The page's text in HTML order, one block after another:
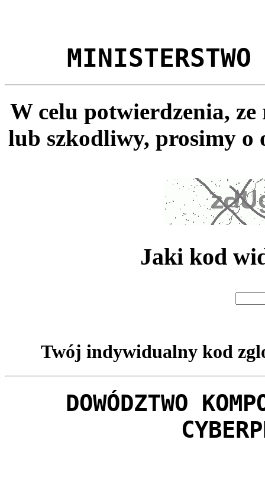
MINISTERSTWO
W celu potwierdzenia,
lub szkodliwy, prosimy o
Jaki kod
Twój indywidualny kod
DOWÓDZTWO